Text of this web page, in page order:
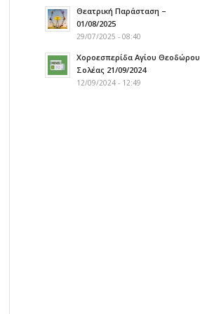
Θεατρική Παράσταση –
01/08/2025
29/07/2025 - 08:40
Χοροεσπερίδα Αγίου Θεοδώρου
Σολέας 21/09/2024
12/09/2024 - 12:49